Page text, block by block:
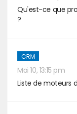
Qu'est-ce que
?
CRM
Mai 10, 13:15 pm
Liste de moteurs